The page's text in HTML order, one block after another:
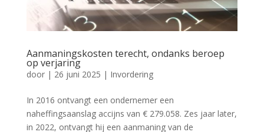
Aanmaningskosten terecht, ondanks beroep
op verjaring
door | 26 juni 2025 | Invordering
In 2016 ontvangt een ondernemer een
naheffingsaanslag accijns van € 279.058. Zes jaar later,
in 2022, ontvangt hij een aanmaning van de